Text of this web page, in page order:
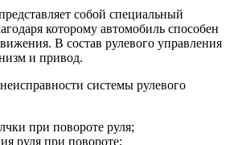
собой специальный
которому автомобиль способен
В состав рулевого управления
и привод.
системы рулевого
при повороте руля;
руля при повороте;